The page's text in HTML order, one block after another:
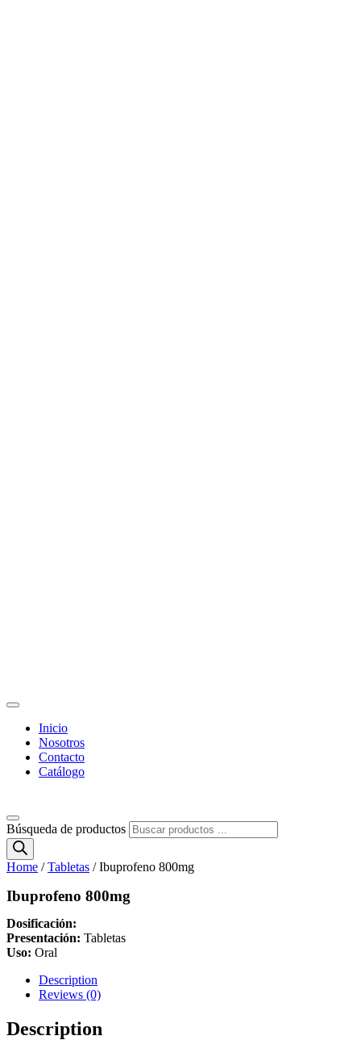
Inicio
Nosotros
Contacto
Catálogo
Búsqueda de productos
Home /Tabletas / Ibuprofeno 800mg
Ibuprofeno 800mg
Dosificación:
Presentación: Tabletas
Uso: Oral
Description
Reviews (0)
Description